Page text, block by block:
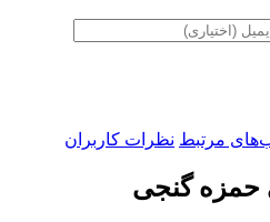
مرتبط نظرات کاربران
حمزه گنجی